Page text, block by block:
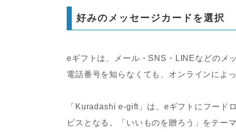
好みのメッセージカードを選択
eギフトは、メール・SNS・LINEなどのメ
電話番号を知らなくても、オンラインによ
「Kuradashi e-gift」は、eギフトにフード
ビスとなる。「いいものを贈ろう」をテー